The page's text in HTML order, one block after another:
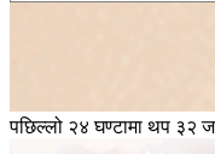
पछिल्लो २४ घण्टामा थप ३२